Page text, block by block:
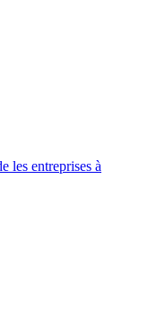
les entreprises à